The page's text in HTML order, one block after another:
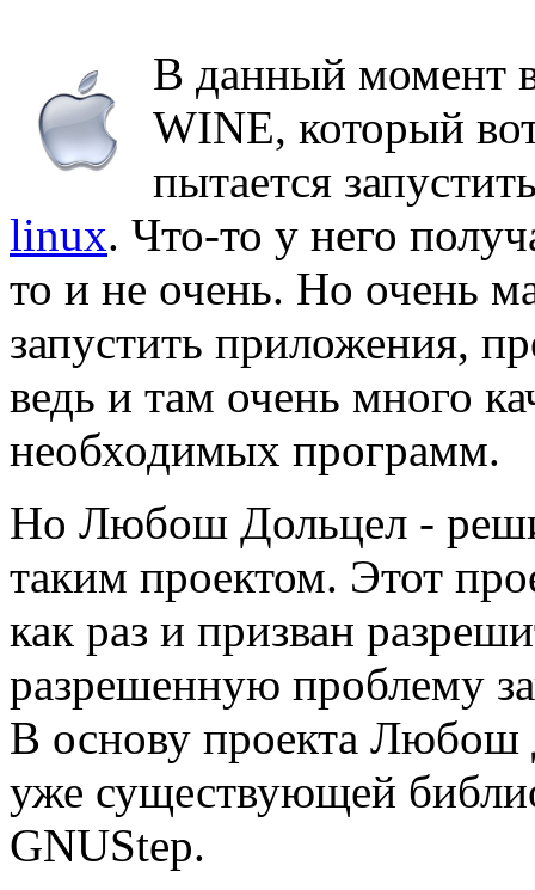
В данный момент
WINE, который
пытается
linux. Что-то у него
то и не очень. Но очень
запустить приложения,
ведь и там очень много
необходимых программ.
Но Любош Дольцел -
таким проектом. Этот
как раз и призван
разрешенную проблему
В основу проекта Любош
уже существующей
GNUStep.